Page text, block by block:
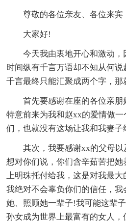
尊敬的各位亲友、各位来宾
大家好!
今天我由衷地开心和激动
时间纵有千言万语却不知从何
千言最终只能汇聚成两个字，那
首先要感谢在座的各位亲
特意前来为我和赵xx的爱情做
们，也就没有这场让我和我妻子
其次，我要感谢xx的父母
想对你们说，你们含辛茹苦把
上明珠托付给我，这是对我最
我绝对不会辜负你们的信任，
她、照顾她一辈子!我可能这辈
孙女成为世界上最富有的女人